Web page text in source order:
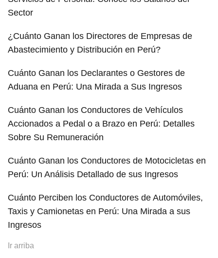
Sector
¿Cuánto Ganan los Directores de Empresas de
Abastecimiento y Distribución en Perú?
Cuánto Ganan los Declarantes o Gestores de
Aduana en Perú: Una Mirada a Sus Ingresos
Cuánto Ganan los Conductores de Vehículos
Accionados a Pedal o a Brazo en Perú: Detalles
Sobre Su Remuneración
Cuánto Ganan los Conductores de Motocicletas en
Perú: Un Análisis Detallado de sus Ingresos
Cuánto Perciben los Conductores de Automóviles,
Taxis y Camionetas en Perú: Una Mirada a sus
Ingresos
Ir arriba